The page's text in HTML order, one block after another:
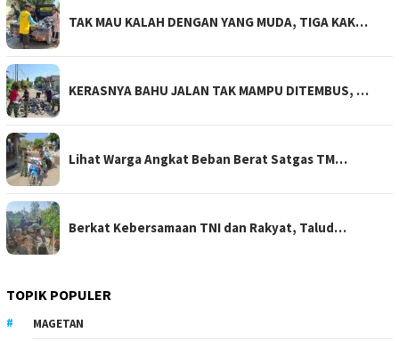
TAK MAU KALAH DENGAN YANG MUDA, TIGA KAK…
KERASNYA BAHU JALAN TAK MAMPU DITEMBUS, …
Lihat Warga Angkat Beban Berat Satgas TM…
Berkat Kebersamaan TNI dan Rakyat, Talud…
TOPIK POPULER
MAGETAN